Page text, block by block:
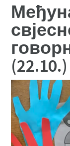
(22.10.)